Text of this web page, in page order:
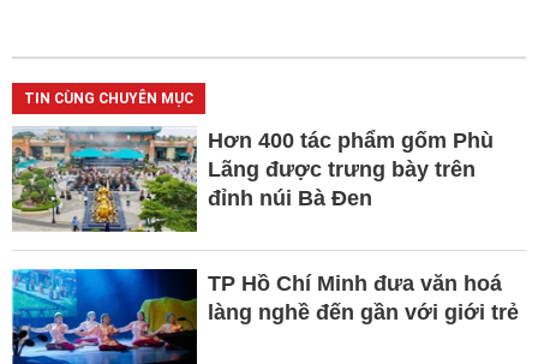
TIN CÙNG CHUYÊN MỤC
Hơn 400 tác phẩm gốm Phù
Lãng được trưng bày trên
đỉnh núi Bà Đen
TP Hồ Chí Minh đưa văn hoá
làng nghề đến gần với giới trẻ